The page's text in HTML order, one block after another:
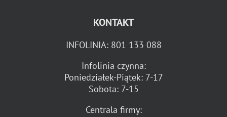
KONTAKT
INFOLINIA: 801 133 088
Infolinia czynna:
Poniedziałek-Piątek: 7-17
Sobota: 7-15
Centrala firmy: